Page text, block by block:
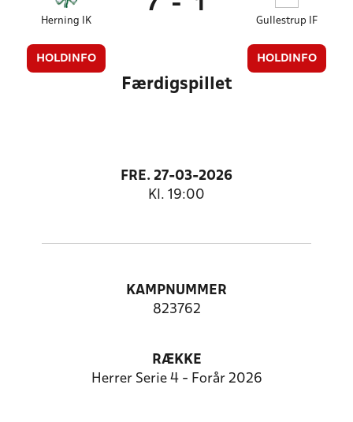
Herning IK
HOLDINFO
7 - 1
Gullestrup IF
HOLDINFO
Færdigspillet
FRE. 27-03-2026
Kl. 19:00
KAMPNUMMER
823762
RÆKKE
Herrer Serie 4 - Forår 2026